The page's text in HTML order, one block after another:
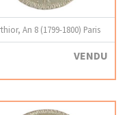
An 8 (1799-1800) Paris
VENDU